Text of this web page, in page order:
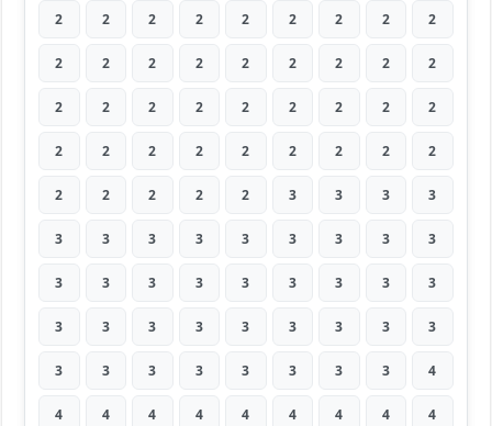
2 2 2 2 2 2 2 2 2
2 2 2 2 2 2 2 2 2
2 2 2 2 2 2 2 2 2
2 2 2 2 2 2 2 2 2
2 2 2 2 2 3 3 3 3
3 3 3 3 3 3 3 3 3
3 3 3 3 3 3 3 3 3
3 3 3 3 3 3 3 3 3
3 3 3 3 3 3 3 3 4
4 4 4 4 4 4 4 4 4